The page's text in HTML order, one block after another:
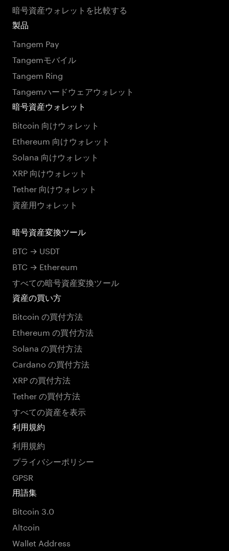
暗号資産ウォレットを比較する
製品
Tangem Pay
Tangemモバイル
Tangem Ring
Tangemハードウェアウォレット
暗号資産ウォレット
Bitcoin 向けウォレット
Ethereum 向けウォレット
Solana 向けウォレット
XRP 向けウォレット
Tether 向けウォレット
資産用ウォレット
暗号資産変換ツール
BTC → USDT
BTC → Ethereum
すべての暗号資産変換ツール
資産の買い方
Bitcoin の買付方法
Ethereum の買付方法
Solana の買付方法
Cardano の買付方法
XRP の買付方法
Tether の買付方法
すべての資産を表示
利用規約
利用規約
プライバシーポリシー
GPSR
用語集
Bitcoin 3.0
Altcoin
Wallet Address